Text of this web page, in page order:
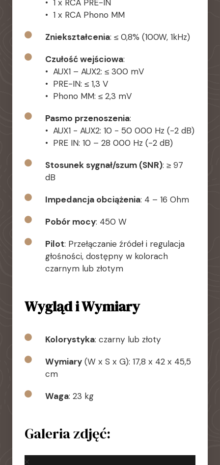
• 1 x RCA PRE-IN
• 1 x RCA Phono MM
Zniekształcenia: ≤ 0,8% (100W, 1kHz)
Czułość wejściowa:
• AUX1 – AUX2: ≤ 300 mV
• PRE-IN: ≤ 1,3 V
• Phono MM: ≤ 2,3 mV
Pasmo przenoszenia:
• AUX1 - AUX2: 10 - 50 000 Hz (-2 dB)
• PRE IN: 10 – 28 000 Hz (-2 dB)
Stosunek sygnał/szum (SNR): ≥ 97
dB
Impedancja obciążenia: 4 – 16 Ohm
Pobór mocy: 450 W
Pilot: Przełączanie źródeł i regulacja
głośności, dostępny w kolorach
czarnym lub złotym
Wygląd i Wymiary
Kolorystyka: czarny lub złoty
Wymiary (W x S x G): 17,8 x 42 x 45,5
cm
Waga: 23 kg
Galeria zdjęć: